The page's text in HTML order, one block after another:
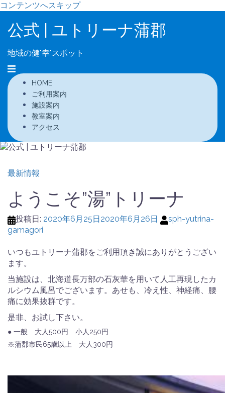
コンテンツへスキップ
公式 | ユトリーナ蒲郡
地域の健"幸"スポット
HOME
ご利用案内
施設案内
教室案内
アクセス
最新情報
ようこそ”湯”トリーナ
投稿日: 2020年6月25日2020年6月26日
sph-yutrina-
gamagori
いつもユトリーナ蒲郡をご利用頂き誠にありがとうござい
ます。
当施設は、北海道長万部の石灰華を用いて人工再現したカ
ルシウム風呂でございます。あせも、冷え性、神経痛、腰
痛に効果抜群です。
是非、お試し下さい。
● 一般 大人500円 小人250円
※蒲郡市民65歳以上 大人300円